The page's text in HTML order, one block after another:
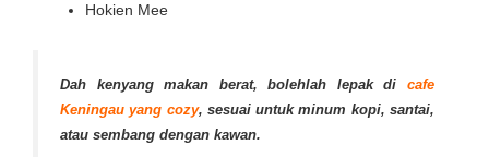
Hokien Mee
Dah kenyang makan berat, bolehlah lepak di cafe
Keningau yang cozy, sesuai untuk minum kopi, santai,
atau sembang dengan kawan.